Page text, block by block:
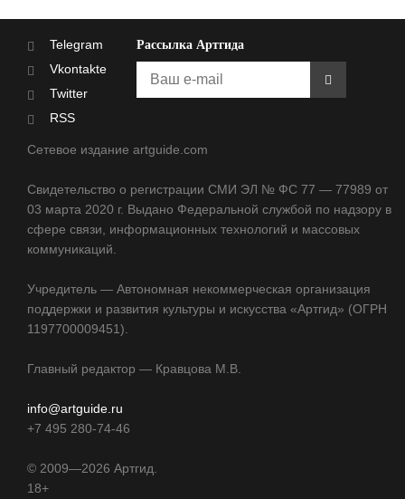
Telegram
Vkontakte
Twitter
RSS
Рассылка Артгида
Сетевое издание artguide.com
Свидетельство о регистрации СМИ ЭЛ № ФС 77 — 77989 от
03 марта 2020 г. Выдано Федеральной службой по надзору в
сфере связи, информационных технологий и массовых
коммуникаций.
Учредитель — Автономная некоммерческая организация
поддержки и развития культуры и искусства «Артгид» (ОГРН
1197700009451).
Главный редактор — Кравцова М.В.
info@artguide.ru
+7 495 280-74-46
© 2009—2026 Артгид.
18+